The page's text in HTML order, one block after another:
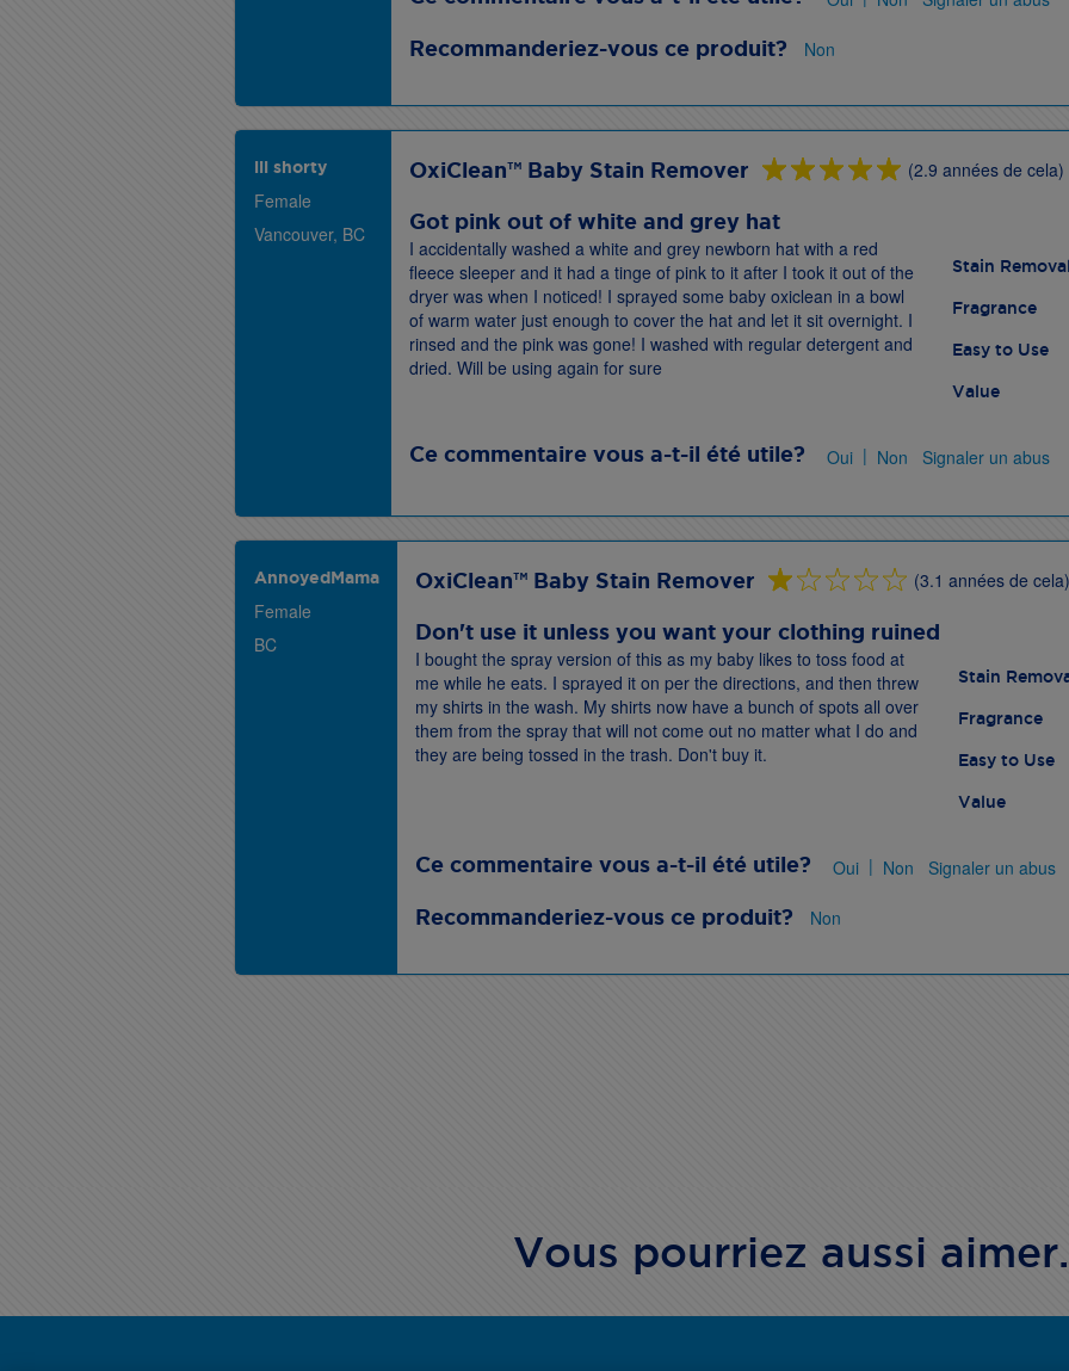
Recommanderiez-vous ce produit? Non
lil shorty
Female
Vancouver, BC
OxiClean™ Baby Stain Remover (2.9 années de cela)
Got pink out of white and grey hat
I accidentally washed a white and grey newborn hat with a red
fleece sleeper and it had a tinge of pink to it after I took it out of the
dryer was when I noticed! I sprayed some baby oxiclean in a bowl
of warm water just enough to cover the hat and let it sit overnight. I
rinsed and the pink was gone! I washed with regular detergent and
dried. Will be using again for sure
Stain
Fragrance
Easy to Use
Value
Ce commentaire vous a-t-il été utile? Oui | Non Signaler un abus
AnnoyedMama
Female
BC
OxiClean™ Baby Stain Remover (3.1 années de cela)
Don't use it unless you want your clothing ruined
I bought the spray version of this as my baby likes to toss food at
me while he eats. I sprayed it on per the directions, and then threw
my shirts in the wash. My shirts now have a bunch of spots all over
them from the spray that will not come out no matter what I do and
they are being tossed in the trash. Don't buy it.
Stain
Fragrance
Easy to Use
Value
Ce commentaire vous a-t-il été utile? Oui | Non Signaler un abus
Recommanderiez-vous ce produit? Non
Vous pourriez aussi